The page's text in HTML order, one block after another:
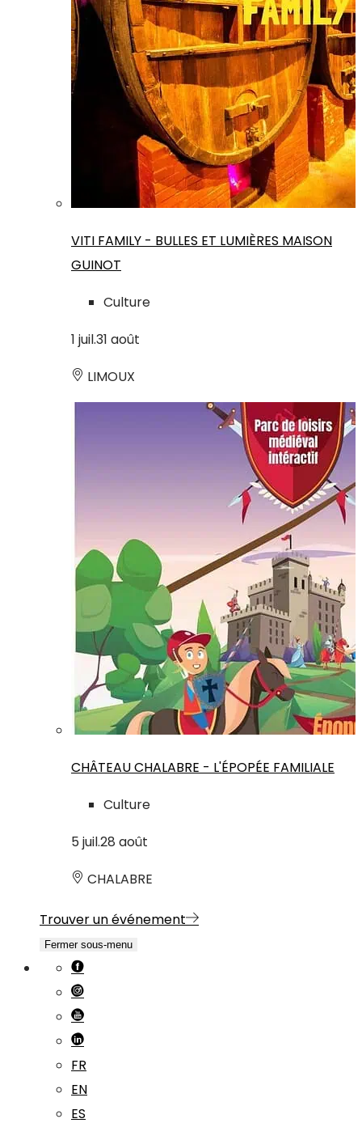
VITI FAMILY - BULLES ET LUMIÈRES MAISON
GUINOT
Culture
1 juil.31 août
LIMOUX
CHÂTEAU CHALABRE - L'ÉPOPÉE FAMILIALE
Culture
5 juil.28 août
CHALABRE
Trouver un événement
Fermer sous-menu
FR
EN
ES